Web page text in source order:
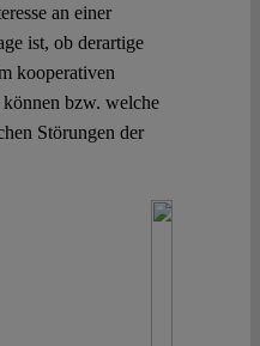
an einer
ist, ob derartige
kooperativen
bzw. welche
Störungen der